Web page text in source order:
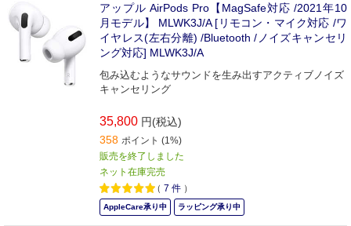
アップル AirPods Pro【MagSafe対応 /2021年10
月モデル】 MLWK3J/A [リモコン・マイク対応 /ワ
イヤレス(左右分離) /Bluetooth /ノイズキャンセリ
ング対応] MLWK3J/A
包み込むようなサウンドを生み出すアクティブノイズ
キャンセリング
35,800 円(税込)
358 ポイント (1%)
販売を終了しました
ネット在庫完売
（ 7 件 ）
AppleCare承り中 ラッピング承り中